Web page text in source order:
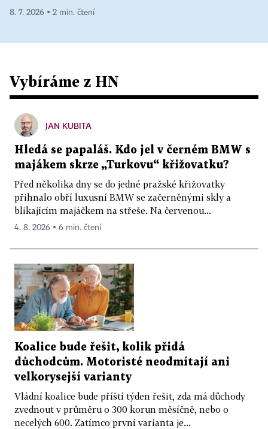
8. 7. 2026 ▪ 2 min. čtení
Vybíráme z HN
JAN KUBITA
Hledá se papaláš. Kdo jel v černém BMW s
majákem skrze „Turkovu“ křižovatku?
Před několika dny se do jedné pražské křižovatky
přihnalo obří luxusní BMW se začerněnými skly a
blikajícím majáčkem na střeše. Na červenou...
4. 8. 2026 ▪ 6 min. čtení
Koalice bude řešit, kolik přidá
důchodcům. Motoristé neodmítají ani
velkorysejší varianty
Vládní koalice bude příští týden řešit, zda má důchody
zvednout v průměru o 300 korun měsíčně, nebo o
necelých 600. Zatímco první varianta je...